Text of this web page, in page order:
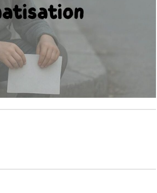
démarche de plaidoyer de l’association et permettent
de sensibiliser plus efficacement les acteurs locaux et
l’opinion publique sur l’exclusion et les difficultés de
ces femmes.
Bonne écoute sur Radio mères en ligne !
Écoutez maintenant